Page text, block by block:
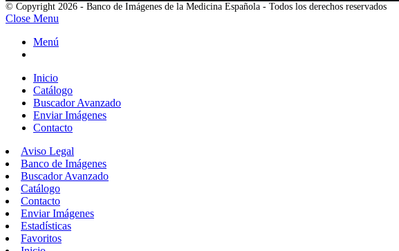
© Copyright 2026 - Banco de Imágenes de la Medicina Española - Todos los derechos reservados
Close Menu
Menú
Inicio
Catálogo
Buscador Avanzado
Enviar Imágenes
Contacto
Aviso Legal
Banco de Imágenes
Buscador Avanzado
Catálogo
Contacto
Enviar Imágenes
Estadísticas
Favoritos